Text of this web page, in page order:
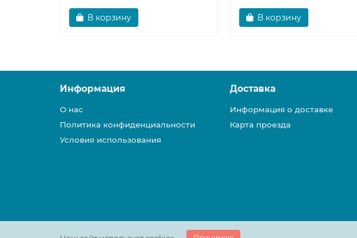
В корзину В корзину
Информация
О нас
Политика конфиденциальности
Условия использования
Доставка
Информация о доставке
Карта проезда